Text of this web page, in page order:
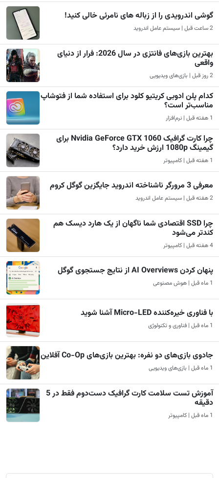
گوشی اندرویدی را از زباله های نامرئی خالی کنید!
2 ساعت قبل | سیستم عامل اندروید
بهترین بازی‌های فانتزی در سال 2026: فرار از دنیای
واقعی
2 روز قبل | بازی‌های ویدیویی
کدام پلن ادوبی کریتیو کلود برای استفاده شما از فتوشاپ
مناسب‌تر است؟
1 هفته قبل | نرم‌افزار
چرا کارت گرافیک Nvidia GeForce GTX 1060 برای
گیمینگ 1080p ارزش خرید دارد؟
1 هفته قبل | کامپیوتر
معرفی 3 مرورگر ناشناخته اندروید جایگزین گوگل کروم
2 هفته قبل | سیستم عامل اندروید
چرا SSD اقتصادی شما ناگهان از یک هارد دیسک هم
کندتر می‌شود
4 هفته قبل | کامپیوتر
پنهان کردن AI Overviews از نتایج جستجوی گوگل
1 ماه قبل | هوش مصنوعی
با فناوری خیره‌کننده Micro-LED آشنا شوید
1 ماه قبل | فناوری و تکنولوژی
جادوی بازی‌های دو نفره: بهترین بازی‌های Co-Op آفلاین
1 ماه قبل | بازی‌های ویدیویی
آموزش تست سلامت کارت گرافیک دست‌دوم فقط در 5
دقیقه
1 ماه قبل | کامپیوتر